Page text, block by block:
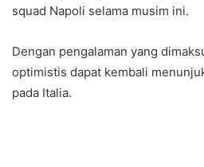
squad Napoli selama musim ini.
Dengan pengalaman yang
optimistis dapat kembali
pada Italia.